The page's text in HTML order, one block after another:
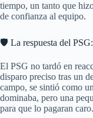
tiempo, un tanto que
de confianza al equipo.
🛡️ La respuesta del
El PSG no tardó en
disparo preciso tras un
campo, se sintió como
dominaba, pero una
para que lo pagaran caro.